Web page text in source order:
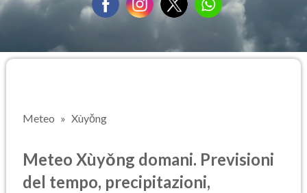
Meteo Xùyǒng
Meteo Xùyǒng domani. Previsioni
del tempo, precipitazioni,